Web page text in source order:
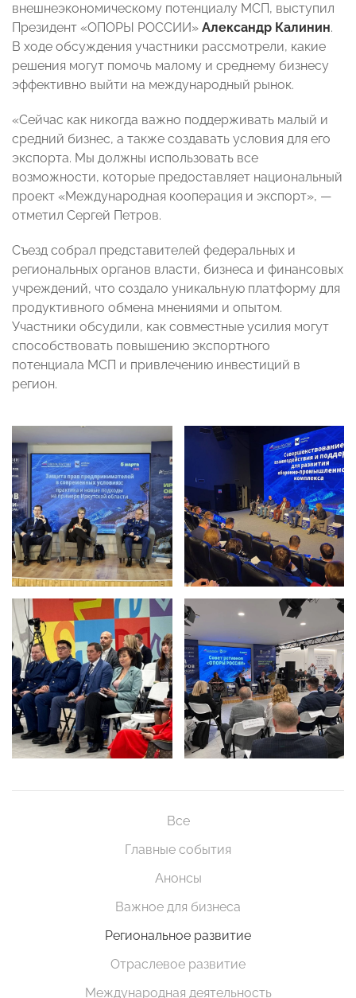
внешнеэкономическому потенциалу МСП, выступил
Президент «ОПОРЫ РОССИИ» Александр Калинин.
В ходе обсуждения участники рассмотрели, какие
решения могут помочь малому и среднему бизнесу
эффективно выйти на международный рынок.
«Сейчас как никогда важно поддерживать малый и
средний бизнес, а также создавать условия для его
экспорта. Мы должны использовать все
возможности, которые предоставляет национальный
проект «Международная кооперация и экспорт», —
отметил Сергей Петров.
Съезд собрал представителей федеральных и
региональных органов власти, бизнеса и финансовых
учреждений, что создало уникальную платформу для
продуктивного обмена мнениями и опытом.
Участники обсудили, как совместные усилия могут
способствовать повышению экспортного
потенциала МСП и привлечению инвестиций в
регион.
Все
Главные события
Анонсы
Важное для бизнеса
Региональное развитие
Отраслевое развитие
Международная деятельность